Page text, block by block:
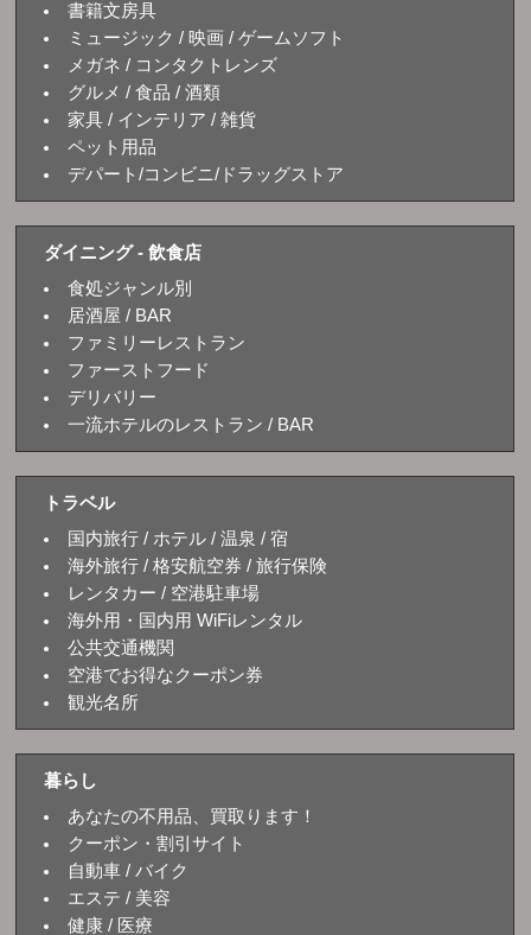
書籍文房具
ミュージック / 映画 / ゲームソフト
メガネ / コンタクトレンズ
グルメ / 食品 / 酒類
家具 / インテリア / 雑貨
ペット用品
デパート/コンビニ/ドラッグストア
ダイニング - 飲食店
食処ジャンル別
居酒屋 / BAR
ファミリーレストラン
ファーストフード
デリバリー
一流ホテルのレストラン / BAR
トラベル
国内旅行 / ホテル / 温泉 / 宿
海外旅行 / 格安航空券 / 旅行保険
レンタカー / 空港駐車場
海外用・国内用 WiFiレンタル
公共交通機関
空港でお得なクーポン券
観光名所
暮らし
あなたの不用品、買取ります！
クーポン・割引サイト
自動車 / バイク
エステ / 美容
健康 / 医療